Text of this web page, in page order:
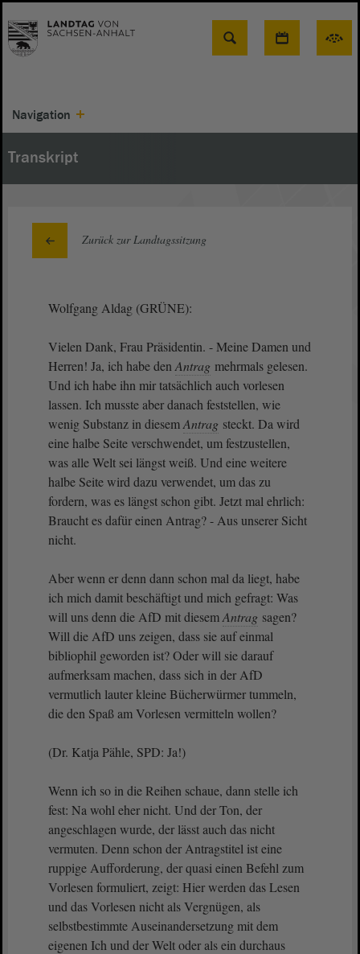
Suche
Navigation
Transkript
Zurück zur Landtagssitzung
Wolfgang Aldag (GRÜNE):
Vielen Dank, Frau Präsidentin. - Meine Damen und
Herren! Ja, ich habe den Antrag mehrmals gelesen.
Und ich habe ihn mir tatsächlich auch vorlesen
lassen. Ich musste aber danach feststellen, wie
wenig Substanz in diesemAntrag steckt. Da wird
eine halbe Seite verschwendet, um festzustellen,
was alle Welt sei längst weiß. Und eine weitere
halbe Seite wird dazu verwendet, um das zu
fordern, was es längst schon gibt. Jetzt mal ehrlich:
Braucht es dafür einen Antrag? - Aus unserer Sicht
nicht.
Aber wenn er denn dann schon mal da liegt, habe
ich mich damit beschäftigt und mich gefragt: Was
will uns denn die AfD mit diesemAntrag sagen?
Will die AfD uns zeigen, dass sie auf einmal
bibliophil geworden ist? Oder will sie darauf
aufmerksam machen, dass sich in der AfD
vermutlich lauter kleine Bücherwürmer tummeln,
die den Spaß am Vorlesen vermitteln wollen?
(Dr. Katja Pähle, SPD: Ja!)
Wenn ich so in die Reihen schaue, dann stelle ich
fest: Na wohl eher nicht. Und der Ton, der
angeschlagen wurde, der lässt auch das nicht
vermuten. Denn schon der Antragstitel ist eine
ruppige Aufforderung, der quasi einen Befehl zum
Vorlesen formuliert, zeigt: Hier werden das Lesen
und das Vorlesen nicht als Vergnügen, als
selbstbestimmte Auseinandersetzung mit dem
eigenen Ich und der Welt oder als ein durchaus